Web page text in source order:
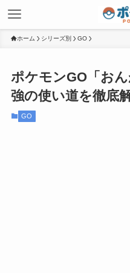
ホーム シリーズ別 GO
ポケモンGO「お
強の使い道を徹底
GO